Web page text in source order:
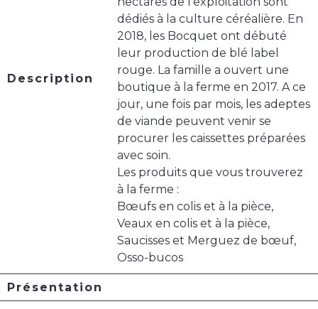
Description
dédiés à la culture céréalière. En
2018, les Bocquet ont débuté
leur production de blé label
rouge. La famille a ouvert une
boutique à la ferme en 2017. A ce
jour, une fois par mois, les adeptes
de viande peuvent venir se
procurer les caissettes préparées
avec soin.
Les produits que vous trouverez
à la ferme :
Bœufs en colis et à la pièce,
Veaux en colis et à la pièce,
Saucisses et Merguez de bœuf,
Osso-bucos
Présentation